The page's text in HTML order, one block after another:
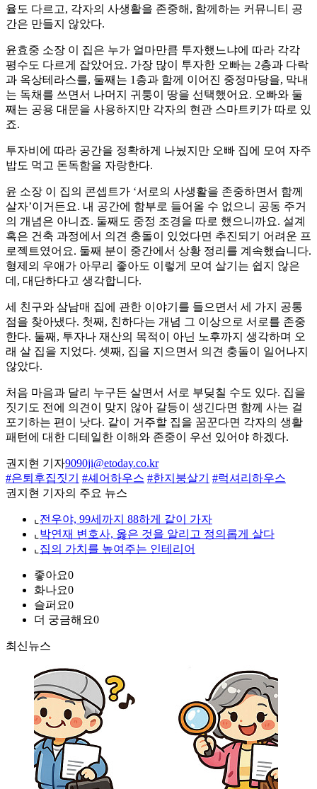
율도 다르고, 각자의 사생활을 존중해, 함께하는 커뮤니티 공
간은 만들지 않았다.
윤효중 소장 이 집은 누가 얼마만큼 투자했느냐에 따라 각각
평수도 다르게 잡았어요. 가장 많이 투자한 오빠는 2층과 다락
과 옥상테라스를, 둘째는 1층과 함께 이어진 중정마당을, 막내
는 독채를 쓰면서 나머지 귀퉁이 땅을 선택했어요. 오빠와 둘
째는 공용 대문을 사용하지만 각자의 현관 스마트키가 따로 있
죠.
투자비에 따라 공간을 정확하게 나눴지만 오빠 집에 모여 자주
밥도 먹고 돈독함을 자랑한다.
윤 소장 이 집의 콘셉트가 ‘서로의 사생활을 존중하면서 함께
살자’이거든요. 내 공간에 함부로 들어올 수 없으니 공동 주거
의 개념은 아니죠. 둘째도 중정 조경을 따로 했으니까요. 설계
혹은 건축 과정에서 의견 충돌이 있었다면 추진되기 어려운 프
로젝트였어요. 둘째 분이 중간에서 상황 정리를 계속했습니다.
형제의 우애가 아무리 좋아도 이렇게 모여 살기는 쉽지 않은
데, 대단하다고 생각합니다.
세 친구와 삼남매 집에 관한 이야기를 들으면서 세 가지 공통
점을 찾아냈다. 첫째, 친하다는 개념 그 이상으로 서로를 존중
한다. 둘째, 투자나 재산의 목적이 아닌 노후까지 생각하며 오
래 살 집을 지었다. 셋째, 집을 지으면서 의견 충돌이 일어나지
않았다.
처음 마음과 달리 누구든 살면서 서로 부딪칠 수도 있다. 집을
짓기도 전에 의견이 맞지 않아 갈등이 생긴다면 함께 사는 걸
포기하는 편이 낫다. 같이 거주할 집을 꿈꾼다면 각자의 생활
패턴에 대한 디테일한 이해와 존중이 우선 있어야 하겠다.
권지현 기자9090ji@etoday.co.kr
#은퇴후집짓기
#셰어하우스 #한지붕살기
#럭셔리하우스
권지현 기자의 주요 뉴스
⌞ 전우야, 99세까지 88하게 같이 가자
⌞ 박연재 변호사, 옳은 것을 알리고 정의롭게 살다
⌞ 집의 가치를 높여주는 인테리어
좋아요0
화나요0
슬퍼요0
더 궁금해요0
최신뉴스